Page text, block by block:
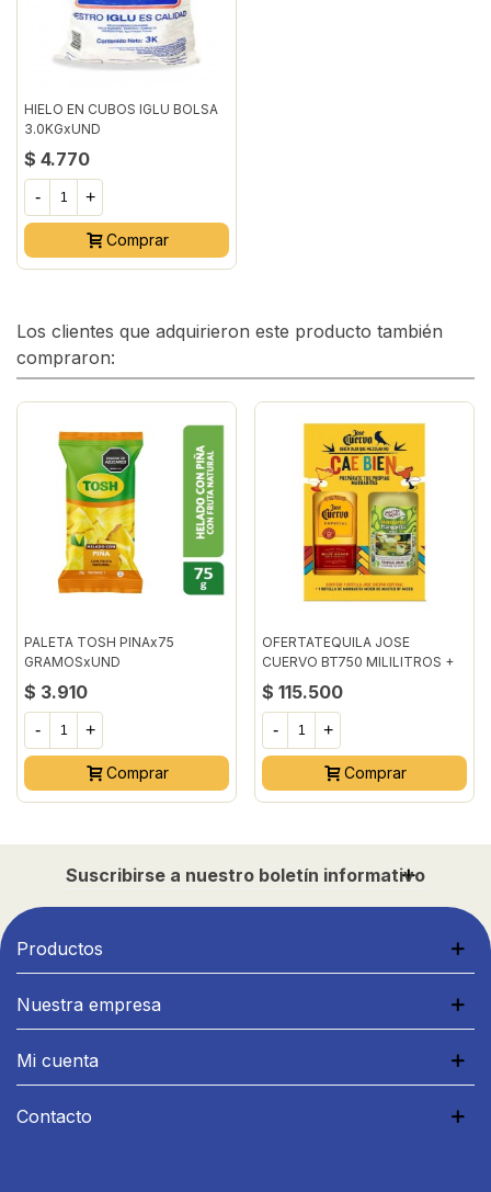
HIELO EN CUBOS IGLU BOLSA
3.0KGxUND
$ 4.770
- +
Comprar
Los clientes que adquirieron este producto también
compraron:
PALETA TOSH PINAx75
GRAMOSxUND
$ 3.910
- +
Comprar
OFERTATEQUILA JOSE
CUERVO BT750 MILILITROS +
MARGARITA
$ 115.500
- +
Comprar
Suscribirse a nuestro boletín informativo
Productos
Nuestra empresa
Mi cuenta
Contacto